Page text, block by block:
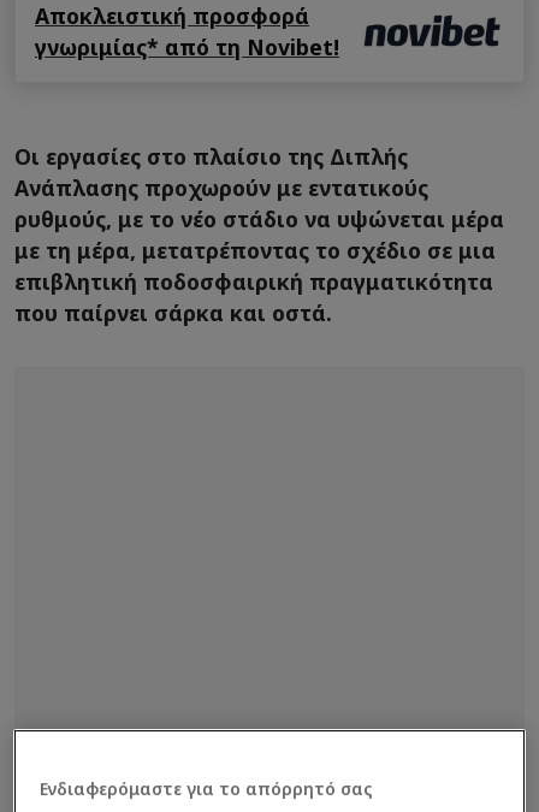
Αποκλειστική προσφορά
γνωριμίας* από τη Novibet!
Οι εργασίες στο πλαίσιο της Διπλής
Ανάπλασης προχωρούν με εντατικούς
ρυθμούς, με το νέο στάδιο να υψώνεται μέρα
με τη μέρα, μετατρέποντας το σχέδιο σε μια
επιβλητική ποδοσφαιρική πραγματικότητα
που παίρνει σάρκα και οστά.
Ενδιαφερόμαστε για το απόρρητό σας